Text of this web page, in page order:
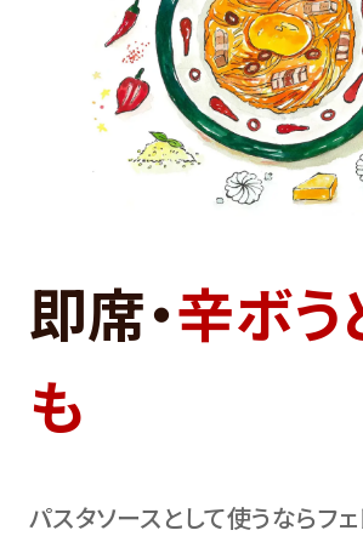
即席・辛ボう
も
パスタソースとして使うならフ